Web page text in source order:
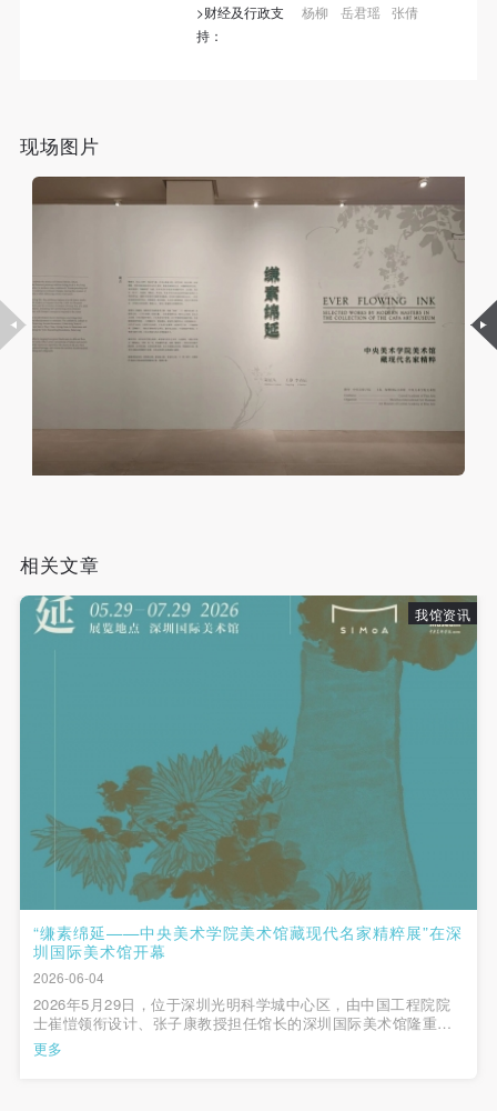
>财经及行政支
持：
杨柳 岳君瑶 张倩
现场图片
相关文章
我馆资讯
“缣素绵延——中央美术学院美术馆藏现代名家精粹展”在深
圳国际美术馆开幕
2026-06-04
2026年5月29日，位于深圳光明科学城中心区，由中国工程院院
士崔愷领衔设计、张子康教授担任馆长的深圳国际美术馆隆重开
馆，包括《缣素绵延——中央美术学院美术馆藏现代名家精粹》
《新链：艺术的未来》《徐冰：字在乐园》《国宝归来——圆明
更多
手机号码
手机号码将作为您的登录账号
验证码
登录
事故的任何责任，但有互相援助的义务。参加活动的
成员应当积极主动的组织实施救援工作，但对事故本
身不承担任何法律责任和经济责任。参加本次活动者
的人身安全不负有民事及相关连带责任。
第五条
参加活动者在此次活动期间应主动遵守美术馆活动秩
序、维护美术馆场地及展示、展览、馆藏艺术作品及
衍生品的安全。活动中一旦因个人原因造成美术馆场
地、空间、艺术品、衍生品等受到不同程度的损失、
破坏。活动中任何非事故当事人及美术馆将不承担相
应的责任与损失，应由参与活动者根据相应的法律条
第六条
参与活动者在参与活动时应当在美术馆工作人员及活
动导师、教师指导下进行，并正确的使用活动中所涉
及到的绘画工具、创作材料及配套设备、设施，若参
与者因个人原因在使用相应绘画工具、创作材料及配
套设备、设施造成个人受伤、伤害他人及造成相应工
具、材料、设备或设施的故障或损坏。参与活动者应
当承当相应的全部责任，并主动赔偿相应的经济损
失。活动中任何非事故当事人及美术馆将不承担人身
事故的任何责任。
中央美术学院美术馆肖像权许可使用协议
根据《中华人民共和国广告法》、《中华人民共和国
民法通则》以及 最高人民法院关于贯彻执行 《中华
人民共和国民法通则》若干问题的意见（试行）>的
有关规定，为明确肖像许可方（甲方）和使用方（乙
方）的权利义务关系，经双方友好协商，甲乙双方就
带有甲方肖像的作品的使用达成如下一致协议：
事故的任何责任，但有互相援助的义务。参加活动的
成员应当积极主动的组织实施救援工作，但对事故本
身不承担任何法律责任和经济责任。参加本次活动者
的人身安全不负有民事及相关连带责任。
第五条
参加活动者在此次活动期间应主动遵守美术馆活动秩
序、维护美术馆场地及展示、展览、馆藏艺术作品及
衍生品的安全。活动中一旦因个人原因造成美术馆场
地、空间、艺术品、衍生品等受到不同程度的损失、
破坏。活动中任何非事故当事人及美术馆将不承担相
应的责任与损失，应由参与活动者根据相应的法律条
第六条
参与活动者在参与活动时应当在美术馆工作人员及活
动导师、教师指导下进行，并正确的使用活动中所涉
及到的绘画工具、创作材料及配套设备、设施，若参
与者因个人原因在使用相应绘画工具、创作材料及配
套设备、设施造成个人受伤、伤害他人及造成相应工
具、材料、设备或设施的故障或损坏。参与活动者应
当承当相应的全部责任，并主动赔偿相应的经济损
失。活动中任何非事故当事人及美术馆将不承担人身
事故的任何责任。
中央美术学院美术馆肖像权许可使用协议
根据《中华人民共和国广告法》、《中华人民共和国
民法通则》以及 最高人民法院关于贯彻执行 《中华
人民共和国民法通则》若干问题的意见（试行）>的
有关规定，为明确肖像许可方（甲方）和使用方（乙
方）的权利义务关系，经双方友好协商，甲乙双方就
带有甲方肖像的作品的使用达成如下一致协议：
事故的任何责任，但有互相援助的义务。参加活动的
成员应当积极主动的组织实施救援工作，但对事故本
身不承担任何法律责任和经济责任。参加本次活动者
的人身安全不负有民事及相关连带责任。
第五条
参加活动者在此次活动期间应主动遵守美术馆活动秩
序、维护美术馆场地及展示、展览、馆藏艺术作品及
衍生品的安全。活动中一旦因个人原因造成美术馆场
地、空间、艺术品、衍生品等受到不同程度的损失、
破坏。活动中任何非事故当事人及美术馆将不承担相
应的责任与损失，应由参与活动者根据相应的法律条
第六条
参与活动者在参与活动时应当在美术馆工作人员及活
动导师、教师指导下进行，并正确的使用活动中所涉
及到的绘画工具、创作材料及配套设备、设施，若参
与者因个人原因在使用相应绘画工具、创作材料及配
套设备、设施造成个人受伤、伤害他人及造成相应工
具、材料、设备或设施的故障或损坏。参与活动者应
当承当相应的全部责任，并主动赔偿相应的经济损
失。活动中任何非事故当事人及美术馆将不承担人身
事故的任何责任。
中央美术学院美术馆肖像权许可使用协议
根据《中华人民共和国广告法》、《中华人民共和国
民法通则》以及 最高人民法院关于贯彻执行 《中华
人民共和国民法通则》若干问题的意见（试行）>的
有关规定，为明确肖像许可方（甲方）和使用方（乙
方）的权利义务关系，经双方友好协商，甲乙双方就
带有甲方肖像的作品的使用达成如下一致协议：